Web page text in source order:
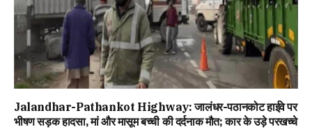
Jalandhar-Pathankot Highway: जालंधर-पठानकोट हाईवे पर
भीषण सड़क हादसा, मां और मासूम बच्ची की दर्दनाक मौत; कार के उड़े परखच्चे